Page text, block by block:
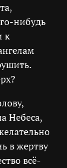
нибудь
к
Небеса,
в жертву
всё-